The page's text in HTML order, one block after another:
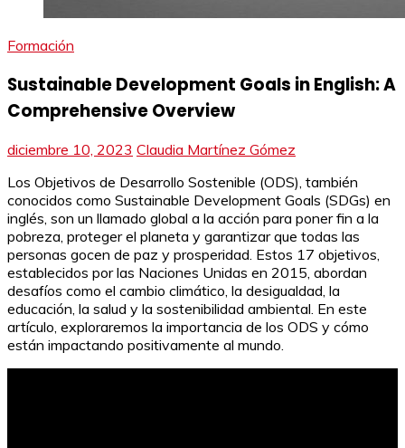
Formación
Sustainable Development Goals in English: A
Comprehensive Overview
diciembre 10, 2023 Claudia Martínez Gómez
Los Objetivos de Desarrollo Sostenible (ODS), también
conocidos como Sustainable Development Goals (SDGs) en
inglés, son un llamado global a la acción para poner fin a la
pobreza, proteger el planeta y garantizar que todas las
personas gocen de paz y prosperidad. Estos 17 objetivos,
establecidos por las Naciones Unidas en 2015, abordan
desafíos como el cambio climático, la desigualdad, la
educación, la salud y la sostenibilidad ambiental. En este
artículo, exploraremos la importancia de los ODS y cómo
están impactando positivamente al mundo.